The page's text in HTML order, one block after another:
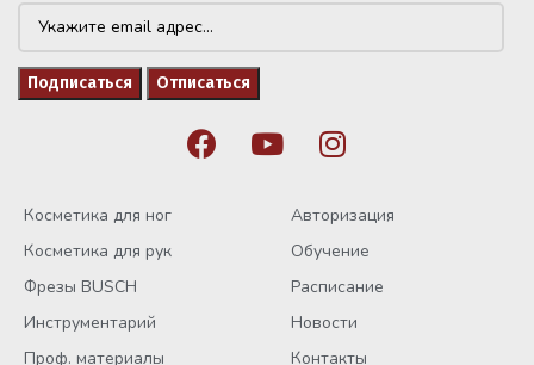
Косметика для ног
Косметика для рук
Фрезы BUSCH
Инструментарий
Проф. материалы
Авторизация
Обучение
Расписание
Новости
Контакты